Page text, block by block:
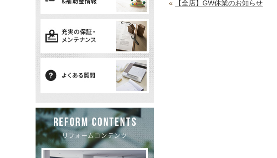
« 【全店】GW休業のお知らせ